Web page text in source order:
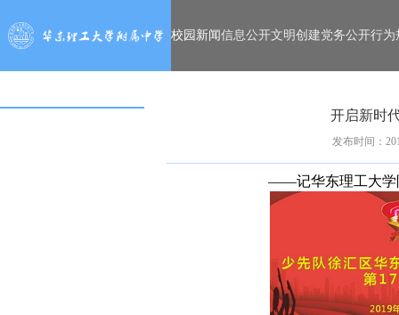
校园新闻信息公开文明创建党务公开行为
开启新时
发布时间：
——记华东理工大学